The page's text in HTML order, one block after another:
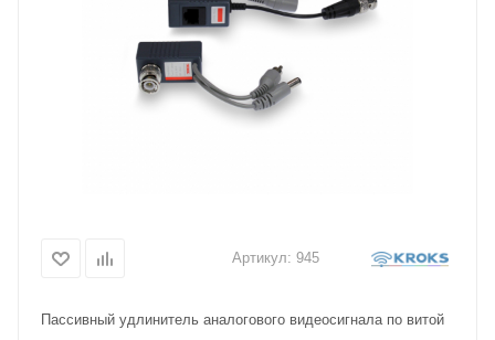
Артикул: 945
Пассивный удлинитель аналогового видеосигнала по витой